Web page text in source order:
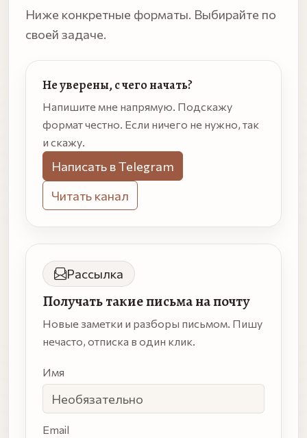
Ниже конкретные форматы. Выбирайте по
своей задаче.
Не уверены, с чего начать?
Напишите мне напрямую. Подскажу
формат честно. Если ничего не нужно, так
и скажу.
Написать в Telegram
Читать канал
Рассылка
Получать такие письма на почту
Новые заметки и разборы письмом. Пишу
нечасто, отписка в один клик.
Имя
Email